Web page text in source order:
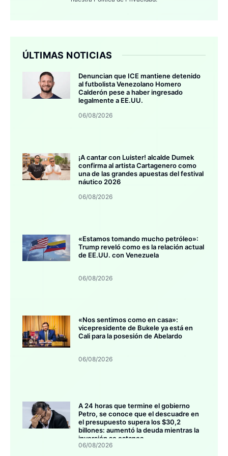
ÚLTIMAS NOTICIAS
Denuncian que ICE mantiene detenido
al futbolista Venezolano Homero
Calderón pese a haber ingresado
legalmente a EE.UU.
06/08/2026
¡A cantar con Luister! alcalde Dumek
confirma al artista Cartagenero como
una de las grandes apuestas del festival
náutico 2026
06/08/2026
«Estamos tomando mucho petróleo»:
Trump reveló como es la relación actual
de EE.UU. con Venezuela
06/08/2026
«Nos sentimos como en casa»:
vicepresidente de Bukele ya está en
Cali para la posesión de Abelardo
06/08/2026
A 24 horas que termine el gobierno
Petro, se conoce que el descuadre en
el presupuesto supera los $30,2
billones: aumentó la deuda mientras la
inversión se estanca
06/08/2026